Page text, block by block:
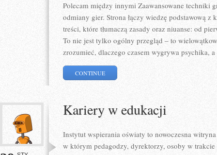
Polecam między innymi Zaawansowane techniki
odmiany gier. Strona łączy wiedzę podstawową
treści, które tłumaczą zasady oraz niuanse: od
To nie jest tylko ogólny przegląd – to
zrozumieć, dlaczego czasem wygrywa psychika,
CONTINUE
Kariery w edukacji
Instytut wspierania oświaty to nowoczesna
w którym pedagodzy, dyrektorzy, osoby w